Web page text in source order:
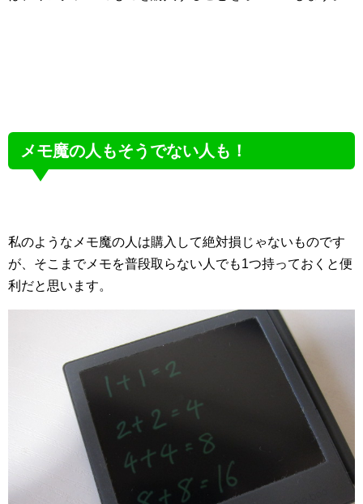
メモ魔の人もそうでない人も！
私のようなメモ魔の人は購入して絶対損じゃないものです
が、そこまでメモを普段取らない人でも1つ持っておくと便
利だと思います。